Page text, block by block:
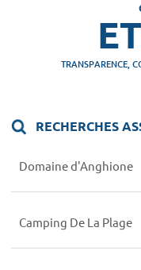
TRANSPARENCE,
RECHERCHES
Domaine d'Anghione
Camping De La Plage